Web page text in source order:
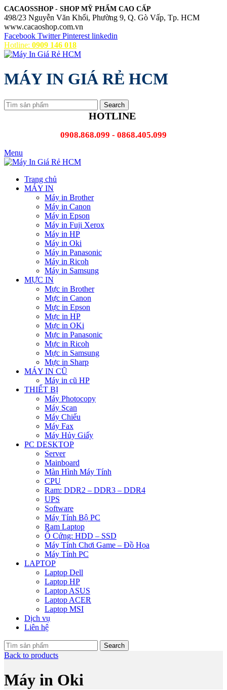
CACAOSSHOP - SHOP MỸ PHẨM CAO CẤP
498/23 Nguyễn Văn Khối, Phường 9, Q. Gò Vấp, Tp. HCM
www.cacaoshop.com.vn
Facebook Twitter Pinterest linkedin
Hotline: 0909 146 018
MÁY IN GIÁ RẺ HCM
Search
HOTLINE
0908.868.099 - 0868.405.099
Menu
Trang chủ
MÁY IN
Máy in Brother
Máy in Canon
Máy in Epson
Máy in Fuji Xerox
Máy in HP
Máy in Oki
Máy in Panasonic
Máy in Ricoh
Máy in Samsung
MỰC IN
Mực in Brother
Mực in Canon
Mực in Epson
Mực in HP
Mực in OKi
Mực in Panasonic
Mực in Ricoh
Mực in Samsung
Mực in Sharp
MÁY IN CŨ
Máy in cũ HP
THIẾT BỊ
Máy Photocopy
Máy Scan
Máy Chiếu
Máy Fax
Máy Hủy Giấy
PC DESKTOP
Server
Mainboard
Màn Hình Máy Tính
CPU
Ram: DDR2 – DDR3 – DDR4
UPS
Software
Máy Tính Bộ PC
Ram Laptop
Ổ Cứng: HDD – SSD
Máy Tính Chơi Game – Đồ Họa
Máy Tính PC
LAPTOP
Laptop Dell
Laptop HP
Laptop ASUS
Laptop ACER
Laptop MSI
Dịch vụ
Liên hệ
Search
Back to products
Máy in Oki